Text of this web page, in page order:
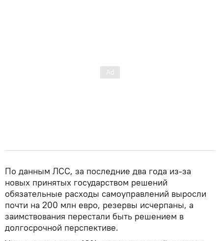
По данным ЛСС, за последние два года из-за
новых принятых государством решений
обязательные расходы самоуправлений выросли
почти на 200 млн евро, резервы исчерпаны, а
заимствования перестали быть решением в
долгосрочной перспективе.